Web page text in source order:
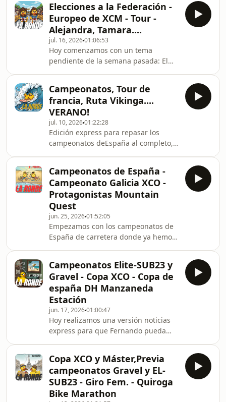
resultados de Lorena Patiño,
Alejandro García y Marcos Rodríguez.
Hablamos también sobre el
Campeonato de Galicia de descenso
que se celebra este próximo fin de
semana con los actuales líderes de la
Copa de España como claros favoritos.
Analizamos los últimos días del
Elecciones a la Federación -
Europeo de XCM - Tour -
Alejandra, Tamara....
jul. 16, 202601:06:53
Hoy comenzamos con un tema
pendiente de la semana pasada: El
cnadidatos a asambleistas de la
federación y aprovechamos para
explicaros el procedimiento electoral,
qué es la asamblea y quién elige
realmente al nuevo presidente. Luego
pasamos a analizar el Europeo de
XCM con participación gallega, Las
carreras de Alejandra Ne
Campeonatos, Tour de
francia, Ruta Vikinga....
VERANO!
jul. 10, 202601:22:28
Edición express para repasar los
campeonatos deEspaña al completo,
a Portugal... También charlamos con
Roberto Bouzón, presidente del C.C:
Torres do Oeste sobre la II BTT
Vikinga que se celebrará en breve en
Catoira! Y recuerda que nos puedes
ayudar a comprar un aire
acondicionado en https://ko-
fi.com/larondepod
Campeonatos de España -
Campeonato Galicia XCO -
Protagonistas Mountain
Quest
jun. 25, 202601:52:05
Empezamos con los campeonatos de
España de carretera donde ya hemos
gran actuación consiguiendo un
podium Elite en la contrareloj
individual con su nuevo equipo, el
Farto Kiroot. En los próximos días se
celebrarán las pruebas restantes en
línea. También se ha celebrado el
campeonato de Galicia de XCO. Os
contamos quienes
Campeonatos Elite-SUB23 y
Gravel - Copa XCO - Copa de
españa DH Manzaneda
Estación
jun. 17, 202601:00:47
Hoy realizamos una versión noticias
express para que Fernando pueda
fin de semana. Repasamos todos
estos temas: Campeonato de Galicia
Élite-SUB23: Los campeones, los
ganadores de la prueba de Porriño...
Copa XCO y Máster,Previa
campeonatos Gravel y EL-
SUB23 - Giro Fem. - Quiroga
Bike Marathon